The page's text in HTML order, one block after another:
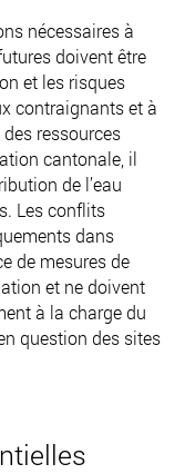
nécessaires à
doivent être
et les risques
contraignants et à
ressources
cantonale, il
de l’eau
Les conflits
dans
de mesures de
et ne doivent
à la charge du
question des sites